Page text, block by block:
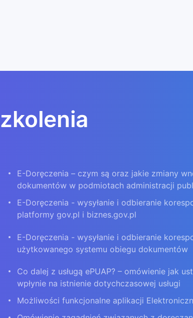
E-Doręczenia – czym są oraz jakie zmiany
dokumentów w podmiotach administracji
E-Doręczenia - wysyłanie i odbieranie
platformy gov.pl i biznes.gov.pl
E-Doręczenia - wysyłanie i odbieranie
użytkowanego systemu obiegu dokumentów
Co dalej z usługą ePUAP? – omówienie jak
wpłynie na istnienie dotychczasowej usługi
Możliwości funkcjonalne aplikacji